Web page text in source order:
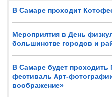
В Самаре проходит
Мероприятия в День
большинстве городов и
В Самаре будет
фестиваль Арт-
воображение»